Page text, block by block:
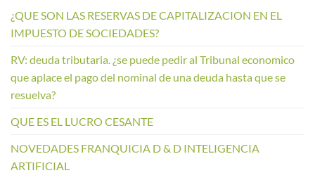
¿QUE SON LAS RESERVAS DE CAPITALIZACION EN EL
IMPUESTO DE SOCIEDADES?
RV: deuda tributaria. ¿se puede pedir al Tribunal economico
que aplace el pago del nominal de una deuda hasta que se
resuelva?
QUE ES EL LUCRO CESANTE
NOVEDADES FRANQUICIA D & D INTELIGENCIA
ARTIFICIAL